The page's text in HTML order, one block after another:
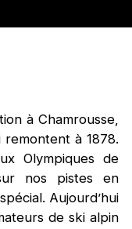
à Chamrousse,
à 1878.
Olympiques de
nos pistes en
Aujourd’hui
de ski alpin